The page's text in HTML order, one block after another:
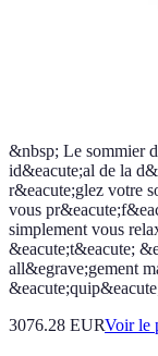
&nbsp; Le sommier
id&eacute;al de la
r&eacute;glez votre
vous
simplement vous
&eacute;t&eacute;
all&egrave;gement
3076.28 EURVoir le